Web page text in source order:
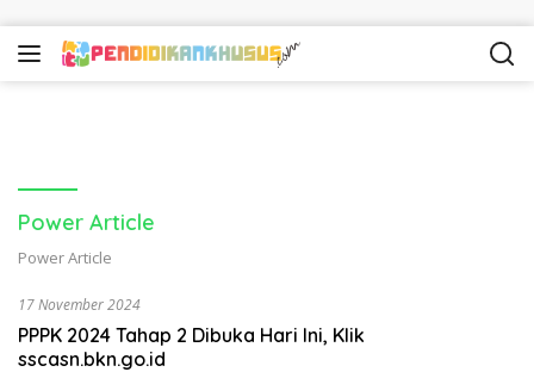
Power Article
Power Article
17 November 2024
PPPK 2024 Tahap 2 Dibuka Hari Ini, Klik
sscasn.bkn.go.id